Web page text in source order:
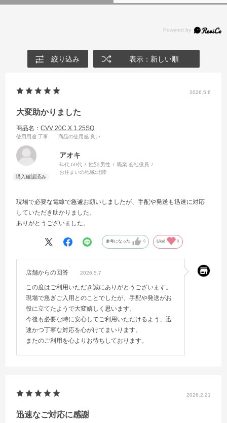
絞り込み 表示：新しい順
2026.5.6
大変助かりました
商品名：CVV 20C X 1.25SQ
使用用途:工事 商品の使用感:良い
アオキ
年代:60代 性別:男性 職業:会社役員
お住まいの地域:北陸
現場で必要な電線で急遽お願いしましたが、手配や発送も迅速に対応
していただき助かりました。
ありがとうございました。
参考になった 0 Like! 0
店舗からの回答 2026.5.7
この度はご利用いただき誠にありがとうございます。
現場で急ぎご入用とのことでしたが、手配や発送がお
役に立てたようで大変嬉しく思います。
今後も必要な時に安心してご利用いただけるよう、迅
速かつ丁寧な対応を心がけてまいります。
またのご利用を心よりお待ちしております。
2026.2.21
迅速なご対応に感謝